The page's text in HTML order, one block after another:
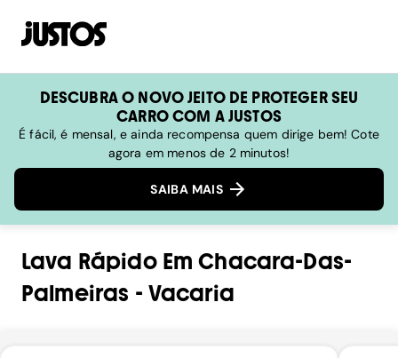
DESCUBRA O NOVO JEITO DE PROTEGER SEU
CARRO COM A JUSTOS
É fácil, é mensal, e ainda recompensa quem dirige bem! Cote
agora em menos de 2 minutos!
SAIBA MAIS
Lava RápidoEmChacara-Das-
Palmeiras - Vacaria